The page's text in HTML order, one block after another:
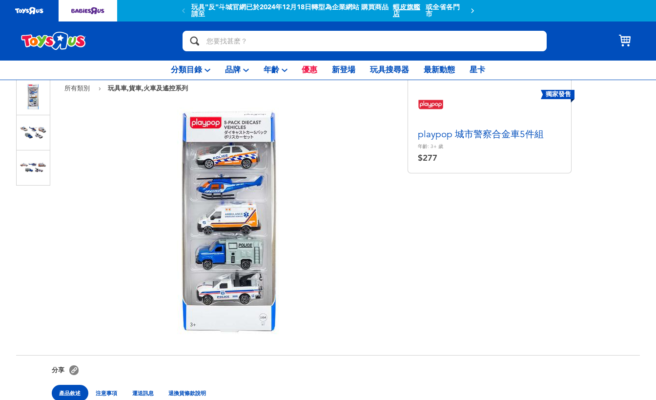
玩具"反"斗城官網已於2024年12月18日轉型為企業網站 購買商品
請至
蝦皮旗艦
店
或全省各門
市
分類目錄 品牌 年齡 優惠 新登場 玩具搜尋器 最新動態 星卡
所有類別
玩具車,貨車,火車及遙控系列
獨家發售
playpop 城市警察合金車5件組
年齡: 3+ 歲
$277
分享
產品敘述 注意事項 運送訊息 退換貨條款說明